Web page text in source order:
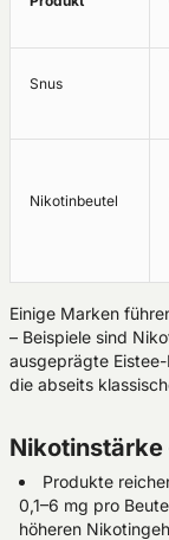
Snus
Nikotinbeutel
Einige Marken
– Beispiele sind
ausgeprägte
die abseits
Nikotinstärke
Produkte
0,1–6 mg pro
höheren